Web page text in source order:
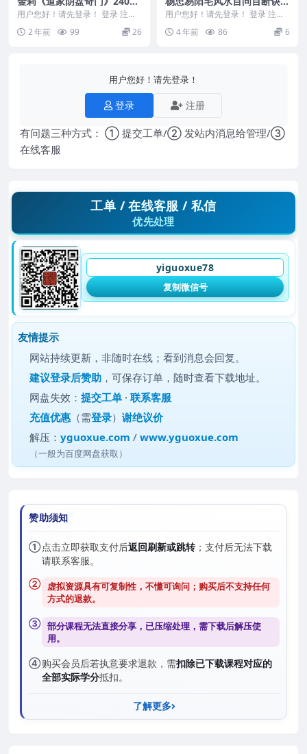
59-1 初级班72集
用户您好！请先登录！ 登录 注册
金莉《道家阴盘奇门》105集 240
3259-...
2 年前 99 26
132页pdf
用户您好！请先登录！ 登录 注册
杨忠易阳宅风水百问百断诀窍132
页 编号：22...
4 年前 86 6
用户您好！请先登录！
登录 注册
有问题三种方式： ① 提交工单/② 发站内消息给管理/③
在线客服
工单 / 在线客服 / 私信
优先处理
yiguoxue78
复制微信号
友情提示
网站持续更新，非随时在线；看到消息会回复。
建议登录后赞助 ，可保存订单，随时查看下载地址。
网盘失效：提交工单 ·联系客服
充值优惠 （需登录）谢绝议价
解压：yguoxue.com /www.yguoxue.com
（一般为百度网盘获取）
赞助须知
①点击立即获取支付后返回刷新或跳转；支付后无法下载
请联系客服。
② 虚拟资源具有可复制性，不懂可询问；购买后不支持任何
方式的退款。
③ 部分课程无法直接分享，已压缩处理，需下载后解压使
用。
④购买会员后若执意要求退款，需扣除已下载课程对应的
全部实际学分抵扣。
了解更多